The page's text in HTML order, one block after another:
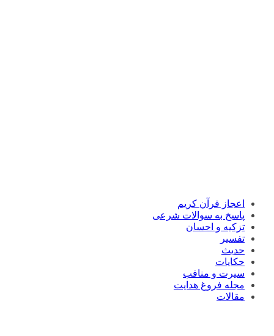
اعجاز قرآن کریم
پاسخ به سوالات شرعی
تزکیه و احسان
تفسیر
حدیث
حکایات
سیرت و منافب
مجله فروغ هدایت
مقالات